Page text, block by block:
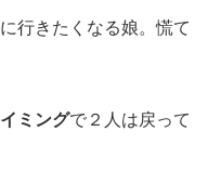
に行きたくなる娘。慌て
ミングで２人は戻って